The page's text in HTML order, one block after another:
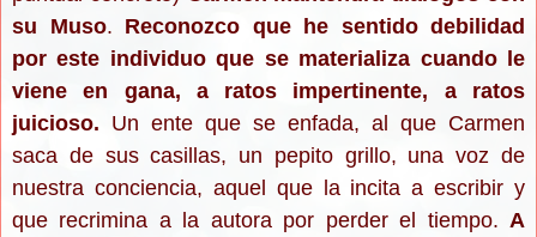
su Muso. Reconozco que he sentido debilidad
por este individuo que se materializa cuando le
viene en gana, a ratos impertinente, a ratos
juicioso. Un ente que se enfada, al que Carmen
saca de sus casillas, un pepito grillo, una voz de
nuestra conciencia, aquel que la incita a escribir y
que recrimina a la autora por perder el tiempo. A